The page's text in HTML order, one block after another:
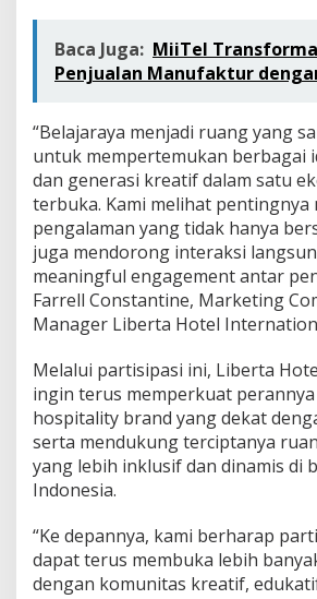
Baca Juga: MiiTel
Penjualan Manufaktur
“Belajaraya menjadi ruang yang
untuk mempertemukan berbagai
dan generasi kreatif dalam satu
terbuka. Kami melihat pentingnya
pengalaman yang tidak hanya
juga mendorong interaksi
meaningful engagement antar
Farrell Constantine, Marketing
Manager Liberta Hotel
Melalui partisipasi ini, Liberta
ingin terus memperkuat
hospitality brand yang dekat
serta mendukung terciptanya
yang lebih inklusif dan dinamis di
Indonesia.
“Ke depannya, kami berharap
dapat terus membuka lebih
dengan komunitas kreatif,